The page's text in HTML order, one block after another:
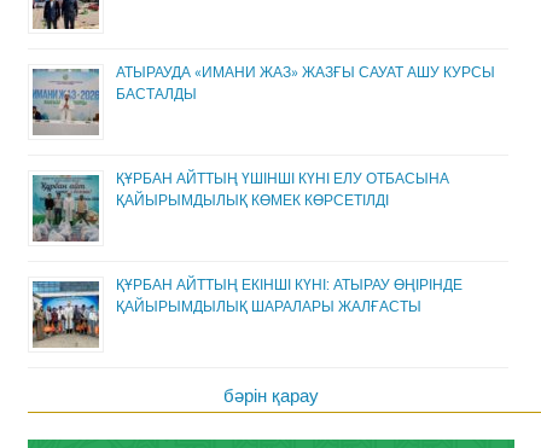
АТЫРАУДА «ИМАНИ ЖАЗ» ЖАЗҒЫ САУАТ АШУ КУРСЫ
БАСТАЛДЫ
ҚҰРБАН АЙТТЫҢ ҮШІНШІ КҮНІ ЕЛУ ОТБАСЫНА
ҚАЙЫРЫМДЫЛЫҚ КӨМЕК КӨРСЕТІЛДІ
ҚҰРБАН АЙТТЫҢ ЕКІНШІ КҮНІ: АТЫРАУ ӨҢІРІНДЕ
ҚАЙЫРЫМДЫЛЫҚ ШАРАЛАРЫ ЖАЛҒАСТЫ
бәрін қарау